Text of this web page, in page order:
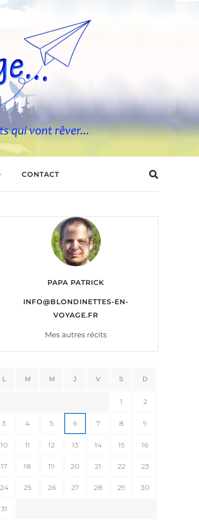
CONTACT
PAPA PATRICK
INFO@BLONDINETTES-EN-
VOYAGE.FR
Mes autres récits
L M M J V S D
1 2
3 4 5 6 7 8 9
10 11 12 13 14 15 16
17 18 19 20 21 22 23
24 25 26 27 28 29 30
31